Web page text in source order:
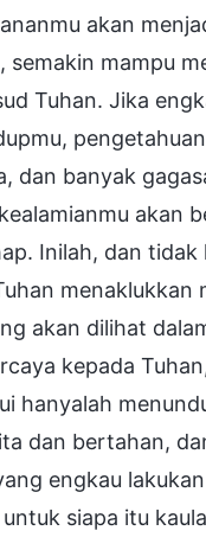
akan
semakin mampu
Tuhan. Jika
dan banyak
akan
Inilah, dan tidak
menaklukkan
akan dilihat
kepada
hanyalah
dan bertahan,
engkau
siapa itu